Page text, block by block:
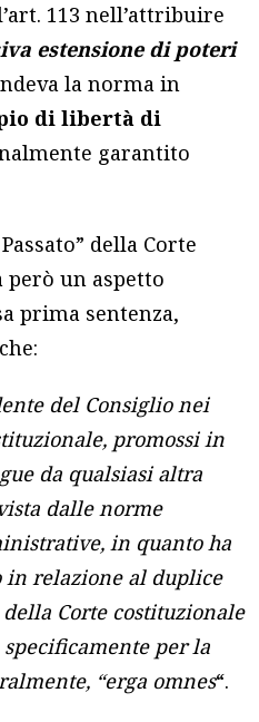
113 nell’attribuire
estensione di poteri
la norma in
di libertà di
garantito
della Corte
un aspetto
prima sentenza,
del Consiglio nei
promossi in
da qualsiasi altra
dalle norme
in quanto ha
in relazione al duplice
Corte costituzionale
specificamente per la
“erga omnes“.